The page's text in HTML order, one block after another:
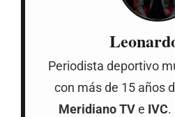
Periodista deportivo
con más de 15 años
Meridiano TV e IVC.